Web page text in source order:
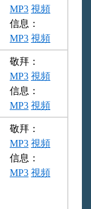
MP3 視頻
信息：
MP3 視頻
敬拜：
MP3 視頻
信息：
MP3 視頻
敬拜：
MP3 視頻
信息：
MP3 視頻